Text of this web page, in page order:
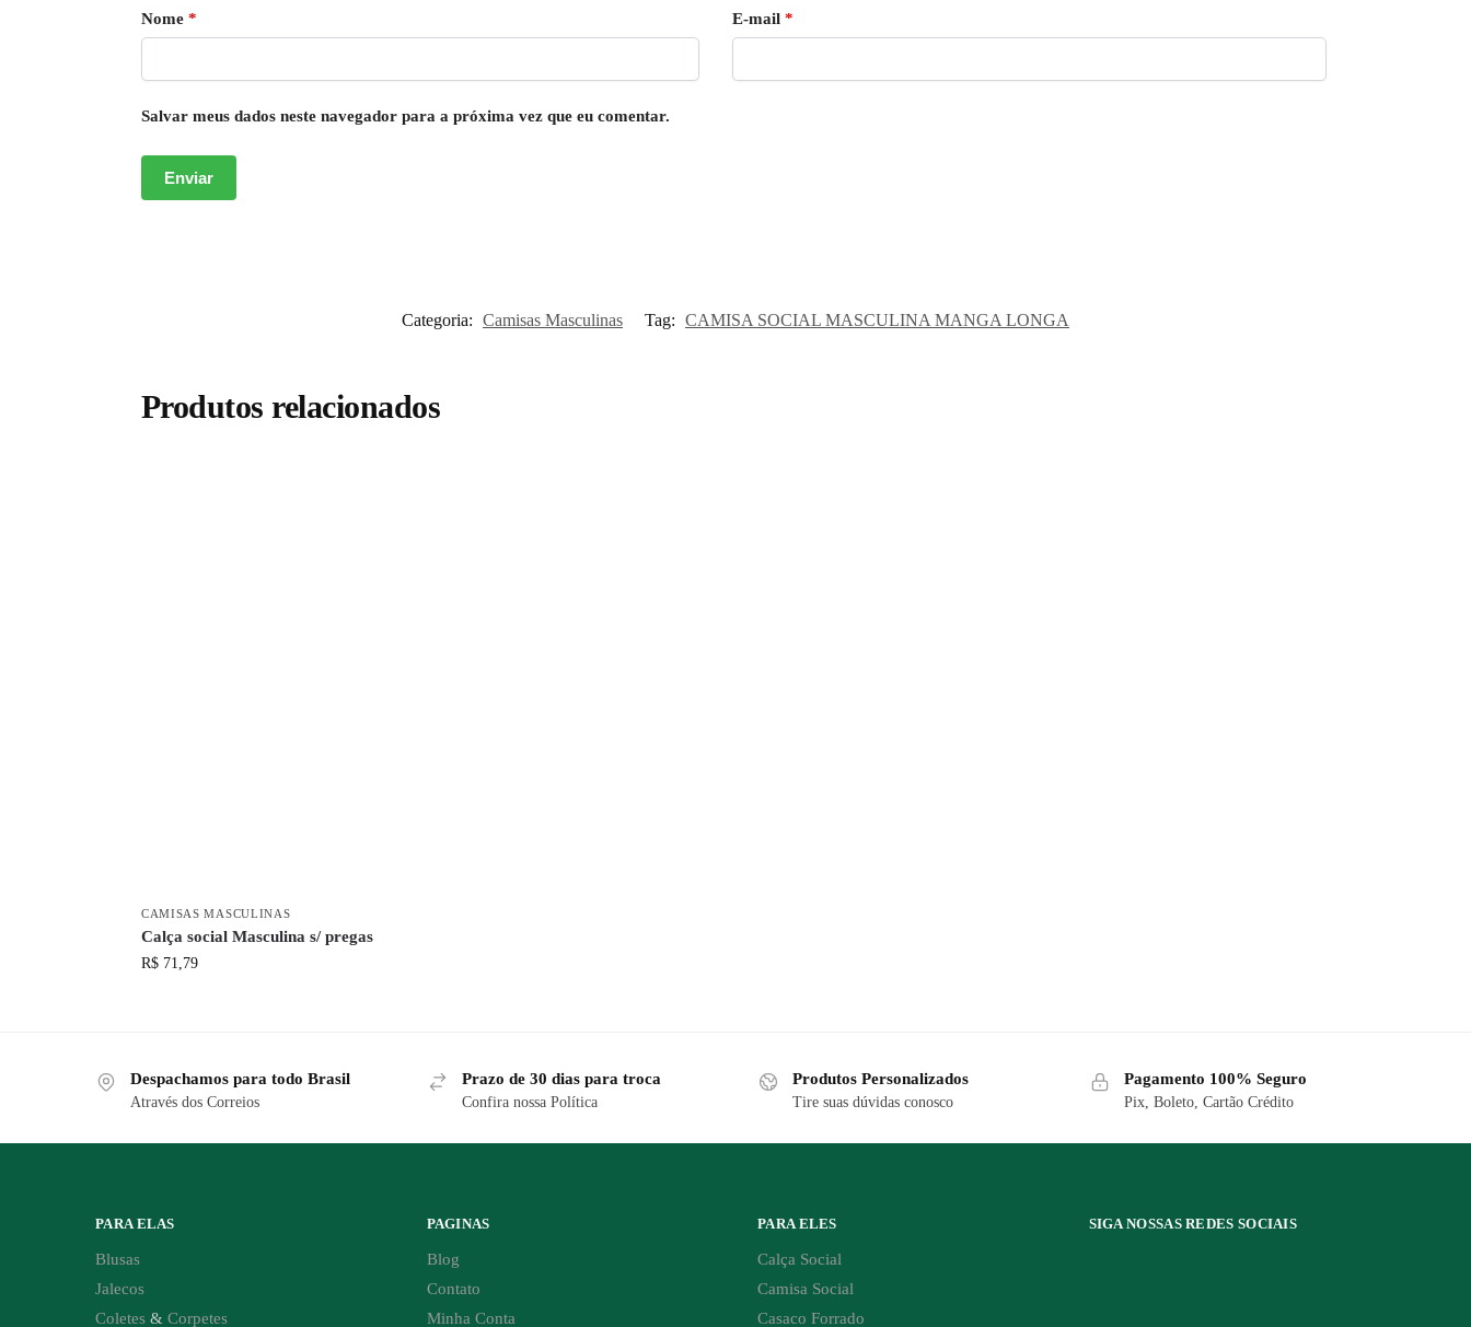
Nome * E-mail *
Salvar meus dados neste navegador para a próxima vez que eu comentar.
Categoria: Camisas Masculinas Tag: CAMISA SOCIAL MASCULINA MANGA LONGA
Produtos relacionados
CAMISAS MASCULINAS
Calça social Masculina s/ pregas
R$71,79
Despachamos para todo Brasil
Através dos Correios
Prazo de 30 dias para troca
Confira nossa Política
Produtos Personalizados
Tire suas dúvidas conosco
Pagamento 100% Seguro
Pix, Boleto, Cartão Crédito
PARA ELAS
Blusas
Jalecos
Coletes & Corpetes
PAGINAS
Blog
Contato
Minha Conta
PARA ELES
Calça Social
Camisa Social
Casaco Forrado
SIGA NOSSAS REDES SOCIAIS